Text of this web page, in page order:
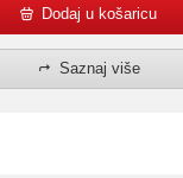
Dodaj u košaricu
Saznaj više